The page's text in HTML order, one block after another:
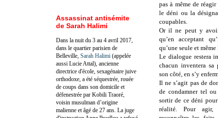
pas à même de
le déni ou la
coupables.
Or il ne peut y
qu’en acceptant
qu’une seule et
Le dialogue restera
chacun inventera sa
son côté, en s’y
Il ne s’agit pas de
de condamner tel
sortir de ce déni
réalité. Pour
Assassinat antisémite
de Sarah Halimi
Dans la nuit du 3 au 4 avril 2017,
dans le quartier parisien de
Belleville, Sarah Halimi (appelée
aussi Lucie Attal), ancienne
directrice d'école, sexagénaire juive
orthodoxe, a été séquestrée, rouée
de coups dans son domicile et
défenestrée par Kobili Traoré,
voisin musulman d’origine
malienne et âgé de 27 ans. La juge